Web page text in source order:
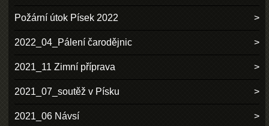
Požární útok Písek 2022
2022_04_Pálení čarodějnic
2021_11 Zimní příprava
2021_07_soutěž v Písku
2021_06 Návsí